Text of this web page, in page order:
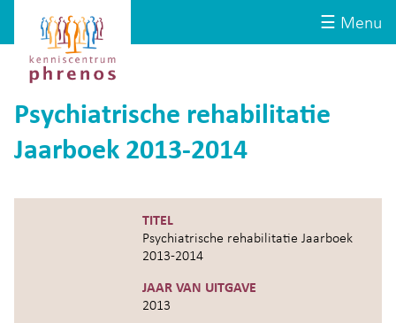
☰ Menu
Kenniscentrum
Phrenos
website
Psychiatrische rehabilitatie
Jaarboek 2013-2014
TITEL
Psychiatrische rehabilitatie Jaarboek
2013-2014
JAAR VAN UITGAVE
2013